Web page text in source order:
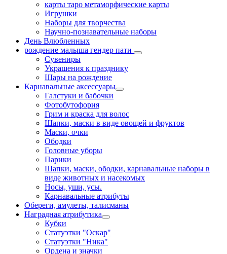
карты таро метаморфические карты
Игрушки
Наборы для творчества
Научно-познавательные наборы
День Влюбленных
рождение малыша гендер пати
Сувениры
Украшения к празднику
Шары на рождение
Карнавальные аксессуары
Галстуки и бабочки
Фотобутофория
Грим и краска для волос
Шапки, маски в виде овощей и фруктов
Маски, очки
Ободки
Головные уборы
Парики
Шапки, маски, ободки, карнавальные наборы в
виде животных и насекомых
Носы, уши, усы.
Карнавальные атрибуты
Обереги, амулеты, талисманы
Наградная атрибутика
Кубки
Статуэтки "Оскар"
Статуэтки "Ника"
Ордена и значки